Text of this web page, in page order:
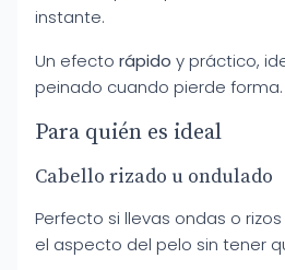
instante.
Un efecto rápido y práctico,
peinado cuando pierde forma.
Para quién es ideal
Cabello rizado u ondulado
Perfecto si llevas ondas o
el aspecto del pelo sin tener